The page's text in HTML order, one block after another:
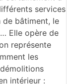
services
de bâtiment, le
Elle opère de
représente
les
intérieur :